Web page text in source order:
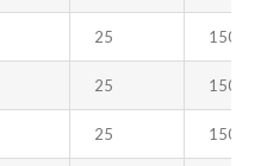
25 150
25 150
25 150